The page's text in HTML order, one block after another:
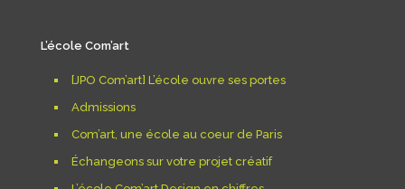
L’école Com’art
[JPO Com’art] L’école ouvre ses portes
Admissions
Com’art, une école au coeur de Paris
Échangeons sur votre projet créatif